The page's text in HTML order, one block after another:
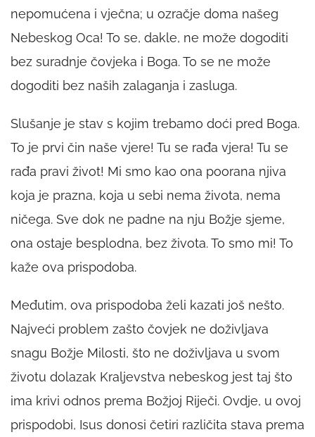
nepomućena i vječna; u ozračje doma našeg
Nebeskog Oca! To se, dakle, ne može dogoditi
bez suradnje čovjeka i Boga. To se ne može
dogoditi bez naših zalaganja i zasluga.
Slušanje je stav s kojim trebamo doći pred Boga.
To je prvi čin naše vjere! Tu se rađa vjera! Tu se
rađa pravi život! Mi smo kao ona poorana njiva
koja je prazna, koja u sebi nema života, nema
ničega. Sve dok ne padne na nju Božje sjeme,
ona ostaje besplodna, bez života. To smo mi! To
kaže ova prispodoba.
Međutim, ova prispodoba želi kazati još nešto.
Najveći problem zašto čovjek ne doživljava
snagu Božje Milosti, što ne doživljava u svom
životu dolazak Kraljevstva nebeskog jest taj što
ima krivi odnos prema Božjoj Riječi. Ovdje, u ovoj
prispodobi, Isus donosi četiri različita stava prema